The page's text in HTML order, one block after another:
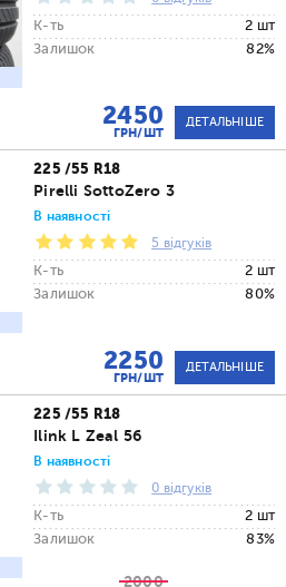
К-ть
2 шт
Залишок
82%
2450
ГРН/ШТ
ДЕТАЛЬНІШЕ
225 /55 R18
Pirelli SottoZero 3
В наявності
5 відгуків
К-ть
2 шт
Залишок
80%
2250
ГРН/ШТ
ДЕТАЛЬНІШЕ
225 /55 R18
Ilink L Zeal 56
В наявності
0 відгуків
К-ть
2 шт
Залишок
83%
2000